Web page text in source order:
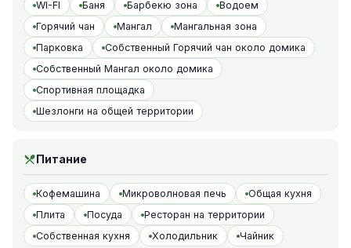
WI-FI Баня Барбекю зона
Водоем
Горячий чан
Мангал
Мангальная зона
Парковка
Собственный Горячий чан около домика
Собственный Мангал около домика
Спортивная площадка
Шезлонги на общей территории
Питание
Кофемашина Микроволновая печь
Общая кухня
Плита
Посуда
Ресторан на территории
Собственная кухня
Холодильник Чайник